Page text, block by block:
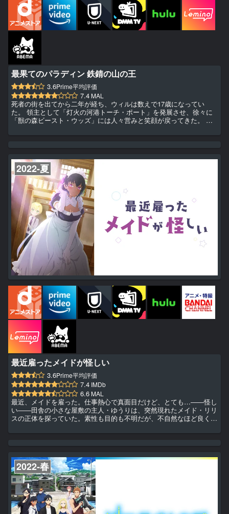
最果てのパラディン 鉄錆の山の王
3.6Prime平均評価
7.4 MAL
死者の街を出てから二年が経ち、ウィルは数えで17歳になってい
た。 領主として「灯火の河港トーチ・ポート」を発展させ、徐々に
「獣の森ビースト・ウッズ」には人々営みと笑顔が戻ってきた。 し
決するべく森の奥に向かったウィルたちは、森の王から不吉な予言を
フの都である「鉄錆山脈てつさびさんみゃく」に眠る災いとは…!?
新...
2022-夏
最近雇ったメイドが怪しい
3.6Prime平均評価
7.4 IMDb
6.6 MAL
最近、メイドを雇った。仕事熱心で真面目だけど、とても…――怪し
い――田舎の小さな屋敷の主人・ゆうりは、突然現れたメイド・リリ
スの正体を探っていた。素性も目的も不明だが、不自然なほど良く働
紫の瞳。きっとリリスは何か企んでいるに違いないと、怪しすぎて、
育んでいく物語。
2022-春